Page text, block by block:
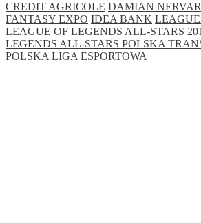
CREDIT AGRICOLE DAMIAN
FANTASY EXPO IDEA BANK
LEAGUE OF LEGENDS ALL-STARS
LEGENDS ALL-STARS POLSKA
POLSKA LIGA ESPORTOWA